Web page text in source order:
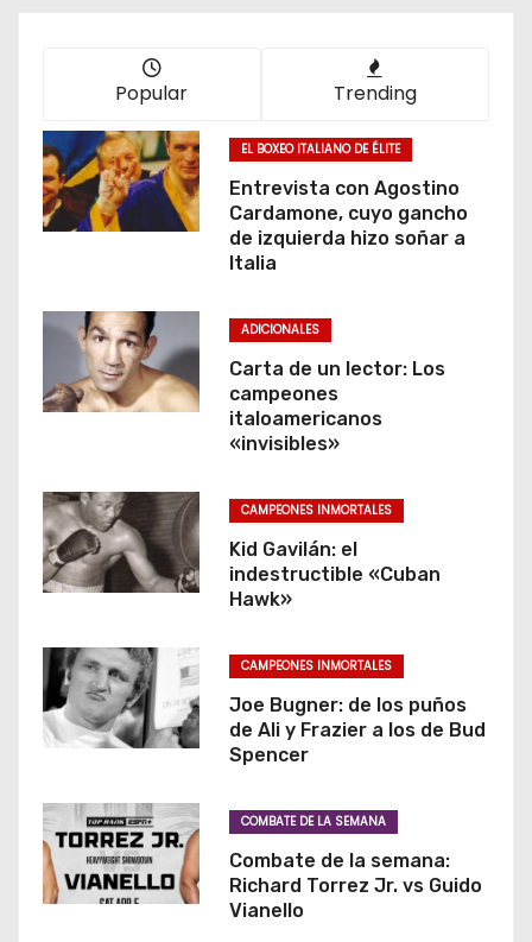
Popular Trending
EL BOXEO ITALIANO DE ÉLITE
Entrevista con Agostino
Cardamone, cuyo gancho
de izquierda hizo soñar a
Italia
ADICIONALES
Carta de un lector: Los
campeones
italoamericanos
«invisibles»
CAMPEONES INMORTALES
Kid Gavilán: el
indestructible «Cuban
Hawk»
CAMPEONES INMORTALES
Joe Bugner: de los puños
de Ali y Frazier a los de Bud
Spencer
COMBATE DE LA SEMANA
Combate de la semana:
Richard Torrez Jr. vs Guido
Vianello